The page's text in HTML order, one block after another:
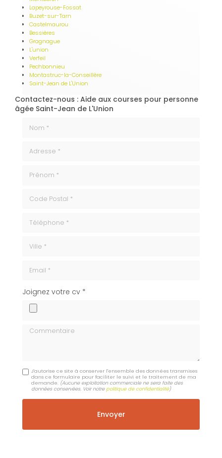
Lapeyrouse-Fossat
Buzet-sur-Tarn
Castelmaurou
Bessières
Gragnague
L'union
Verfeil
Pechbonnieu
Montastruc-la-Conseillère
Saint-Jean de L'Union
Contactez-nous : Aide aux courses pour personne
âgée Saint-Jean de L'Union
cv
Joignez votre cv *
Commentaire
J'autorise ce site à conserver l'ensemble des données transmises
dans ce formulaire pour faciliter le suivi et le traitement de ma
demande. (Aucune exploitation commerciale ne sera faite des
données conservées. Voir notrepolitique de confidentialité)